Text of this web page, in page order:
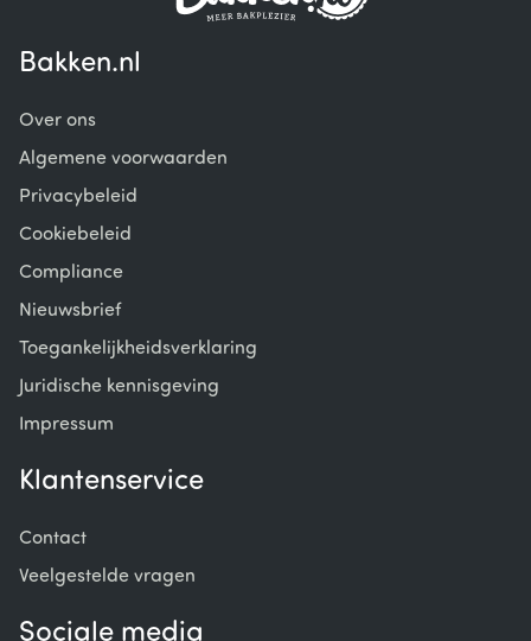
Bakken.nl
Over ons
Algemene voorwaarden
Privacybeleid
Cookiebeleid
Compliance
Nieuwsbrief
Toegankelijkheidsverklaring
Juridische kennisgeving
Impressum
Klantenservice
Contact
Veelgestelde vragen
Sociale media